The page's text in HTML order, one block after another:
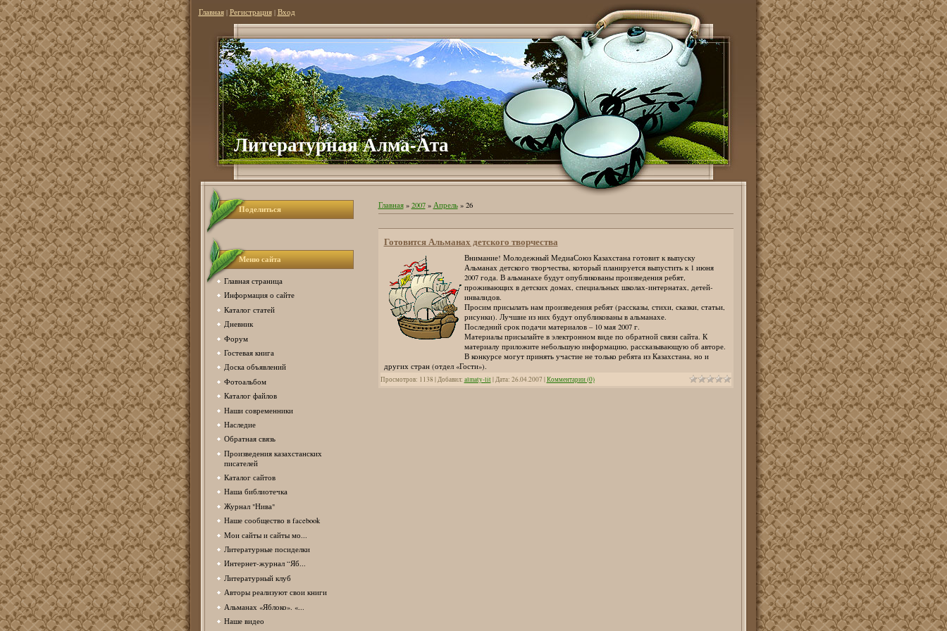
Главная| Регистрация| Вход
Литературная Алма-Ата
Поделиться
Меню сайта
Главная страница
Информация о сайте
Каталог статей
Дневник
Форум
Гостевая книга
Доска объявлений
Фотоальбом
Каталог файлов
Наши современники
Наследие
Обратная связь
Произведения казахстанских
писателей
Каталог сайтов
Наша библиотечка
Журнал "Нива"
Наше сообщество в facebook
Мои сайты и сайты мо...
Литературные посиделки
Интернет-журнал “Яб...
Литературный клуб
Авторы реализуют свои книги
Альманах «Яблоко». «...
Наше видео
Главная» 2007 » Апрель » 26
Готовится Альманах детского творчества
Внимание! Молодежный МедиаСоюз Казахстана готовит к выпуску
Альманах детского творчества, который планируется выпустить к 1 июня
2007 года. В альманахе будут опубликованы произведения ребят,
проживающих в детских домах, специальных школах-интернатах, детей-
инвалидов.
Просим присылать нам произведения ребят (рассказы, стихи, сказки, статьи,
рисунки). Лучшие из них будут опубликованы в альманахе.
Последний срок подачи материалов – 10 мая 2007 г.
Материалы присылайте в электронном виде по обратной связи сайта. К
материалу приложите небольшую информацию, рассказывающую об авторе.
В конкурсе могут принять участие не только ребята из Казахстана, но и
других стран (отдел «Гости»).
Просмотров: 1138 | Добавил: almaty-lit| Дата: 26.04.2007 |Комментарии (0)